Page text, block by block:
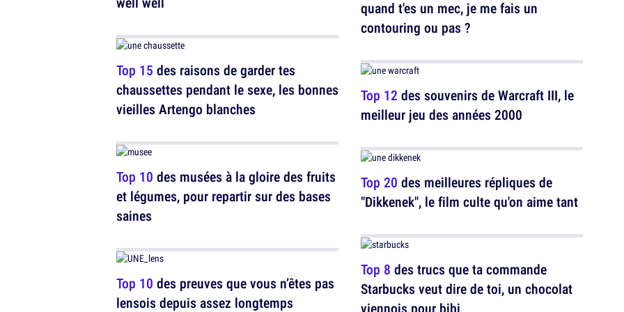
Top 15 des raisons de garder tes
chaussettes pendant le sexe, les bonnes
vieilles Artengo blanches
Top 10 des musées à la gloire des fruits
et légumes, pour repartir sur des bases
saines
Top 10 des preuves que vous n’êtes pas
lensois depuis assez longtemps
quand t'es un mec, je me fais un
contouring ou pas ?
Top 12 des souvenirs de Warcraft III, le
meilleur jeu des années 2000
Top 20 des meilleures répliques de
"Dikkenek", le film culte qu'on aime tant
Top 8 des trucs que ta commande
Starbucks veut dire de toi, un chocolat
viennois pour bibi